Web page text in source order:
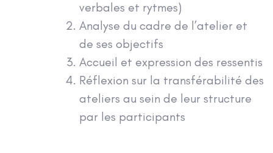
verbales et rytmes)
Analyse du cadre de l’atelier et
de ses objectifs
Accueil et expression des ressentis
Réflexion sur la transférabilité des
ateliers au sein de leur structure
par les participants